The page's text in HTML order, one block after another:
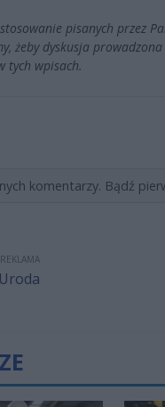
pisanych przez
żeby dyskusja
tych wpisach.
komentarzy. Bądź
REKLAMA